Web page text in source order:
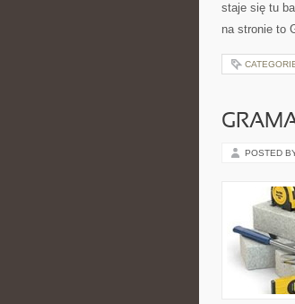
staje się tu
na stronie to
POSTED